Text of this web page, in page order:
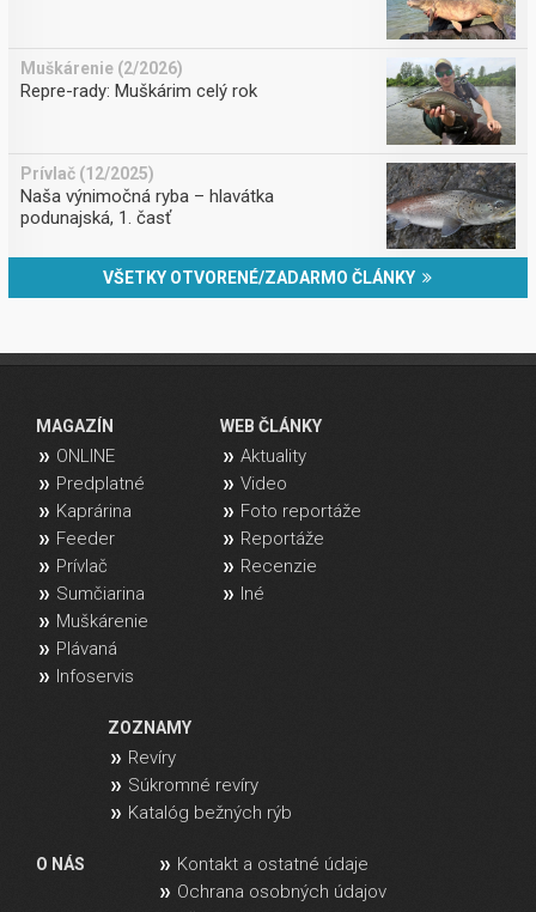
Muškárenie (2/2026)
Repre-rady: Muškárim celý rok
Prívlač (12/2025)
Naša výnimočná ryba – hlavátka
podunajská, 1. časť
VŠETKY OTVORENÉ/ZADARMO ČLÁNKY
MAGAZÍN
ONLINE
Predplatné
Kaprárina
Feeder
Prívlač
Sumčiarina
Muškárenie
Plávaná
Infoservis
WEB ČLÁNKY
Aktuality
Video
Foto reportáže
Reportáže
Recenzie
Iné
ZOZNAMY
Revíry
Súkromné revíry
Katalóg bežných rýb
O NÁS
Kontakt a ostatné údaje
Ochrana osobných údajov